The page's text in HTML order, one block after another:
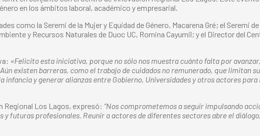
en los ámbitos laboral, académico y empresarial.
como la Seremi de la Mujer y Equidad de Género, Macarena Gré; el Seremi
y Recursos Naturales de Duoc UC, Romina Cayumil; y el Director del
«Felicito esta iniciativa, porque no sólo nos muestra cuánto falta por
existen barreras, como el trabajo de cuidados no remunerado, que limitan
y generar alianzas entre Gobierno, Universidades y otros actores
Regional Los Lagos, expresó: “Nos comprometemos a seguir impulsando
futuras profesionales. Reunir a actores de diferentes sectores abre el